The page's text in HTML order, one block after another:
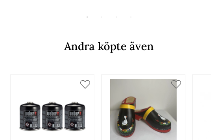
Andra köpte även